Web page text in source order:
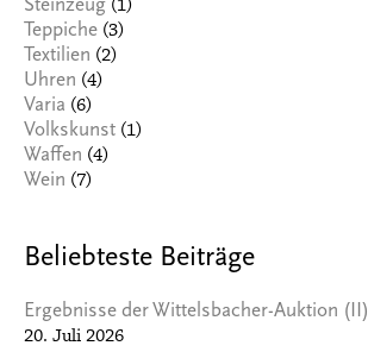
Steinzeug (1)
Teppiche (3)
Textilien (2)
Uhren (4)
Varia (6)
Volkskunst (1)
Waffen (4)
Wein (7)
Beliebteste Beiträge
Ergebnisse der Wittelsbacher-Auktion (II)
20. Juli 2026